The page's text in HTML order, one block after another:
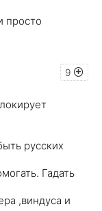
просто
9
русских
Гадать
,виндуса и